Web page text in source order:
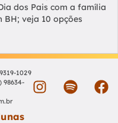
dos Pais com a família
BH; veja 10 opções
1029
98634-